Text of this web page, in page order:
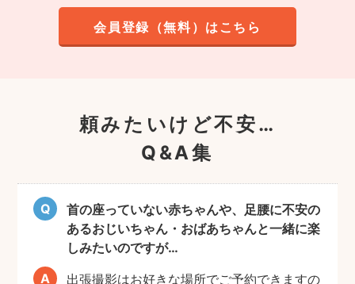
会員登録（無料）はこちら
頼みたいけど不安…
Q&A集
首の座っていない赤ちゃんや、足腰に不安の
あるおじいちゃん・おばあちゃんと一緒に楽
しみたいのですが…
出張撮影はお好きな場所でご予約できますの